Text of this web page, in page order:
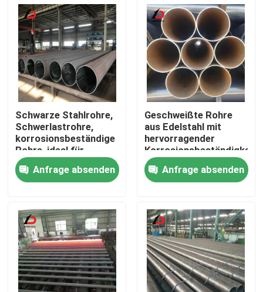
Produkte
Videos
Schwarze Stahlrohre,
Schwerlastrohre,
korrosionsbeständige
Rohre, ideal für
Struktur-, Pipeline-
und Bauanwendungen
Anfrage absenden
Geschweißte Rohre
aus Edelstahl mit
hervorragender
Korrosionsbeständigkeit
für
Wasserversorgungs-
und
Anfrage absenden